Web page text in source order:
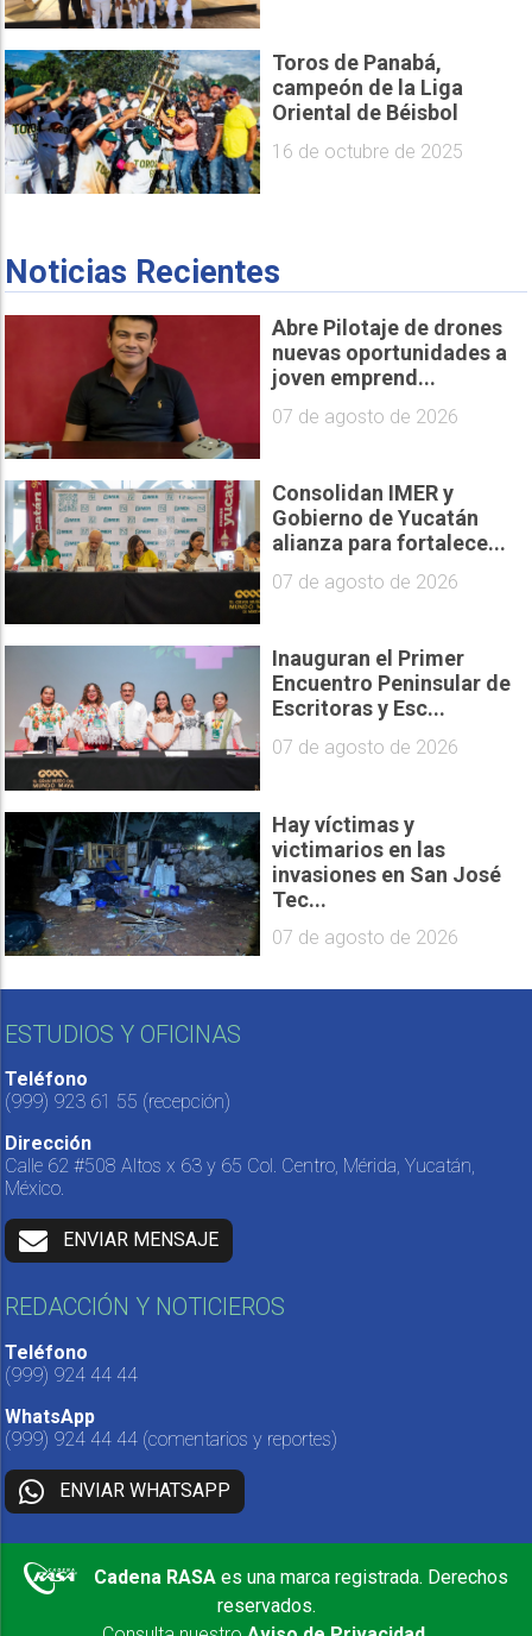
Toros de Panabá,
campeón de la Liga
Oriental de Béisbol
16 de octubre de 2025
Noticias Recientes
Abre Pilotaje de drones
nuevas oportunidades a
joven emprend...
07 de agosto de 2026
Consolidan IMER y
Gobierno de Yucatán
alianza para fortalece...
07 de agosto de 2026
Inauguran el Primer
Encuentro Peninsular de
Escritoras y Esc...
07 de agosto de 2026
Hay víctimas y
victimarios en las
invasiones en San José
Tec...
07 de agosto de 2026
ESTUDIOS Y OFICINAS
Teléfono
(999) 923 61 55 (recepción)
Dirección
Calle 62 #508 Altos x 63 y 65 Col. Centro, Mérida, Yucatán,
México.
ENVIAR MENSAJE
REDACCIÓN Y NOTICIEROS
Teléfono
(999) 924 44 44
WhatsApp
(999) 924 44 44 (comentarios y reportes)
ENVIAR WHATSAPP
Cadena RASA es una marca registrada. Derechos
reservados.